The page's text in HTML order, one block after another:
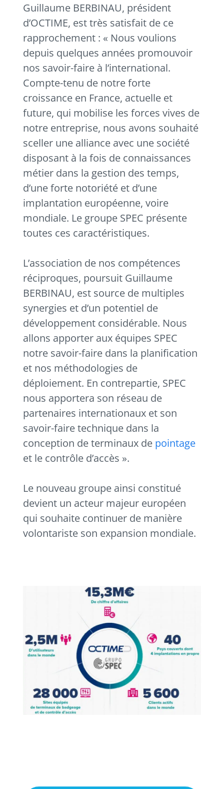
Guillaume BERBINAU, président
d’OCTIME, est très satisfait de ce
rapprochement : « Nous voulions
depuis quelques années promouvoir
nos savoir-faire à l’international.
Compte-tenu de notre forte
croissance en France, actuelle et
future, qui mobilise les forces vives de
notre entreprise, nous avons souhaité
sceller une alliance avec une société
disposant à la fois de connaissances
métier dans la gestion des temps,
d’une forte notoriété et d’une
implantation européenne, voire
mondiale. Le groupe SPEC présente
toutes ces caractéristiques.
L’association de nos compétences
réciproques, poursuit Guillaume
BERBINAU, est source de multiples
synergies et d’un potentiel de
développement considérable. Nous
allons apporter aux équipes SPEC
notre savoir-faire dans la planification
et nos méthodologies de
déploiement. En contrepartie, SPEC
nous apportera son réseau de
partenaires internationaux et son
savoir-faire technique dans la
conception de terminaux de pointage
et le contrôle d’accès ».
Le nouveau groupe ainsi constitué
devient un acteur majeur européen
qui souhaite continuer de manière
volontariste son expansion mondiale.